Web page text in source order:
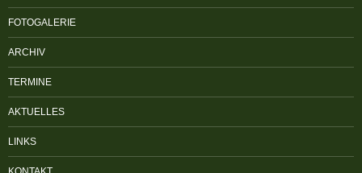
FOTOGALERIE
ARCHIV
TERMINE
AKTUELLES
LINKS